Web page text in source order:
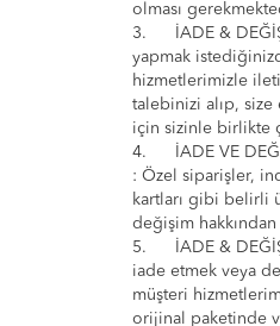
olması
3.
İADE &
yapmak
hizmetlerimizle
talebinizi alıp,
için sizinle birlikte
4.
İADE VE
: Özel siparişler,
kartları gibi belirli
değişim
5.
İADE &
iade etmek veya
müşteri
orijinal paketinde